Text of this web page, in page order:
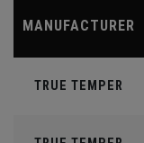
MANUFACTURER
TRUE TEMPER